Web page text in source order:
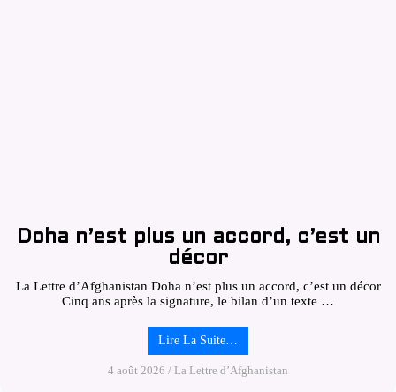
Doha n’est plus un accord, c’est un
décor
La Lettre d’Afghanistan Doha n’est plus un accord, c’est un décor
Cinq ans après la signature, le bilan d’un texte …
Lire La Suite…
4 août 2026 / La Lettre d’Afghanistan